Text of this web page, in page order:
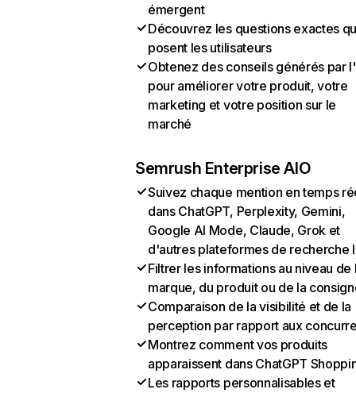
émergent
Découvrez les questions exactes
posent les utilisateurs
Obtenez des conseils générés par
pour améliorer votre produit, votre
marketing et votre position sur le
marché
Semrush Enterprise AIO
Suivez chaque mention en temps
dans ChatGPT, Perplexity, Gemini,
Google AI Mode, Claude, Grok et
d'autres plateformes de recherche
Filtrer les informations au niveau de
marque, du produit ou de la
Comparaison de la visibilité et de la
perception par rapport aux
Montrez comment vos produits
apparaissent dans ChatGPT
Les rapports personnalisables et